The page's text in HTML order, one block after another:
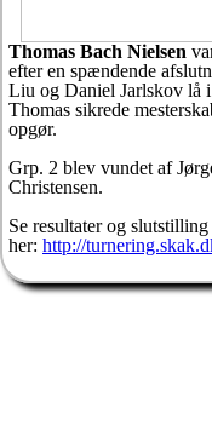
Thomas Bach Nielsen
efter en spændende
Liu og Daniel Jarlskov lå
Thomas sikrede
opgør.
Grp. 2 blev vundet af
Christensen.
Se resultater og slutstilling
her: http://